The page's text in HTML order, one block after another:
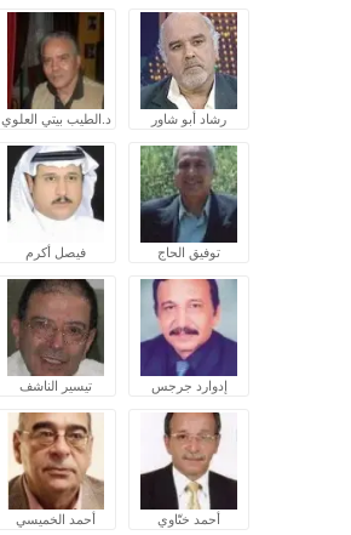
رشاد أبو شاور د.الطيب بيتي العلوي
توفيق الحاج فيصل أكرم
إدوارد جرجس تيسير الناشف
أحمد ختّاوي أحمد الخميسي